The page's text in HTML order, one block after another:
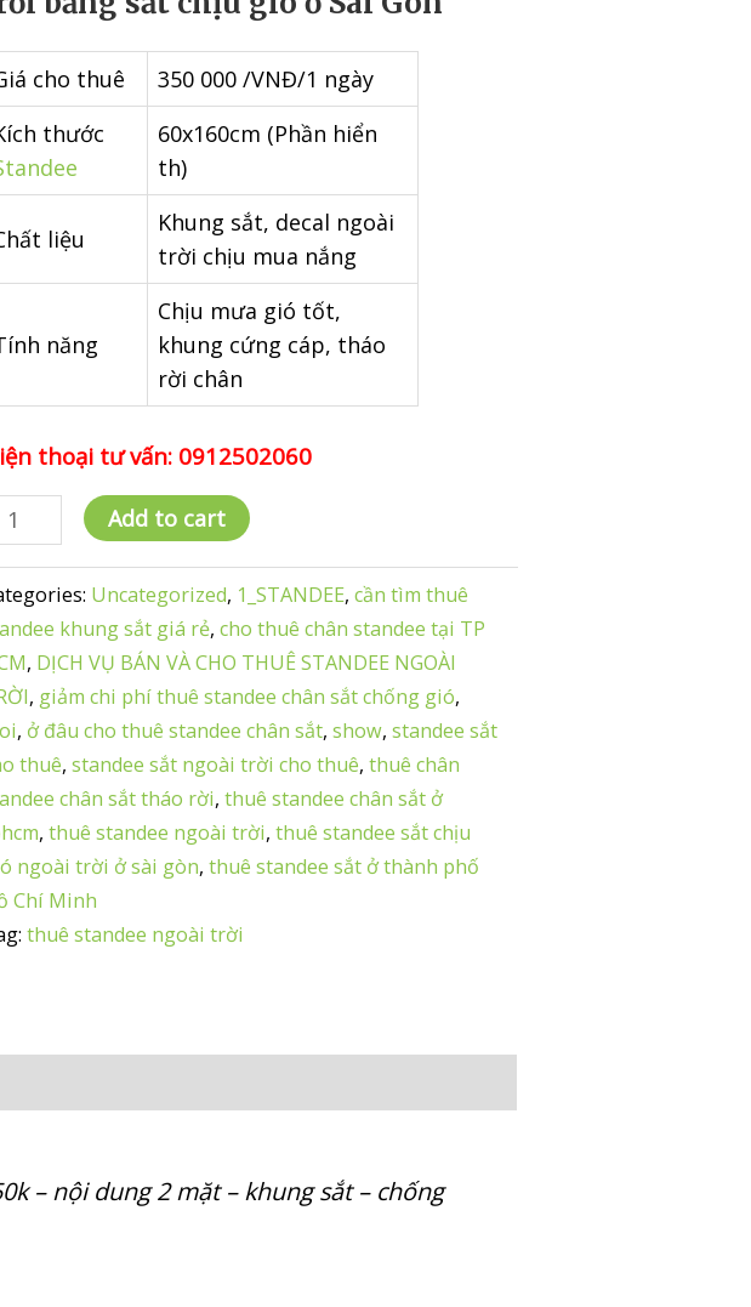
cho thuê
350 000 /VNĐ/1 ngày
thước
60x160cm (Phần hiển
th)
liệu
Khung sắt, decal ngoài
trời chịu mua nắng
năng
Chịu mưa gió tốt,
khung cứng cáp, tháo
rời chân
thoại tư vấn: 0912502060
Add to cart
Uncategorized, 1_STANDEE,cần tìm thuê
khung sắt giá rẻ,cho thuê chân standee tại TP
, DỊCH VỤ BÁN VÀ CHO THUÊ STANDEE NGOÀI
, giảm chi phí thuê standee chân sắt chống gió,
, ở đâu cho thuê standee chân sắt,show,standee sắt
thuê,standee sắt ngoài trời cho thuê,thuê chân
chân sắt tháo rời,thuê standee chân sắt ở
,thuê standee ngoài trời,thuê standee sắt chịu
ngoài trời ở sài gòn,thuê standee sắt ở thành phố
Chí Minh
thuê standee ngoài trời
– nội dung 2 mặt – khung sắt – chống